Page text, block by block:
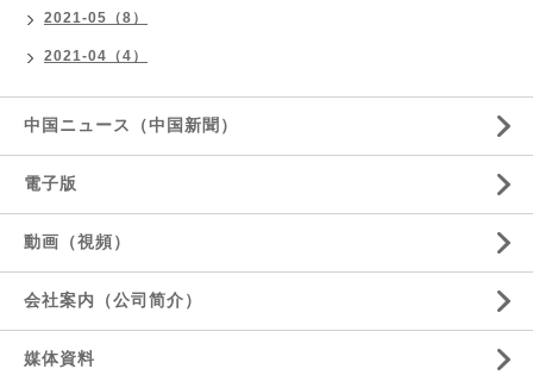
2021-05（8）
2021-04（4）
中国ニュース（中国新聞）
電子版
動画（視頻）
会社案内（公司简介）
媒体資料